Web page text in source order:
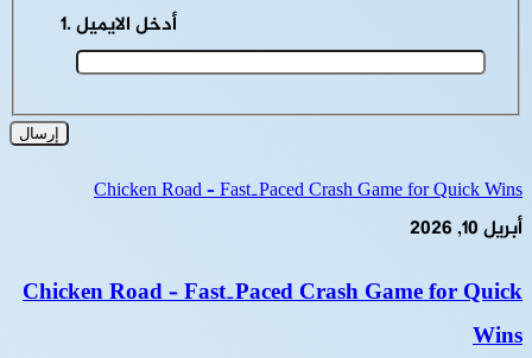
Chicken Road – Fast‑Paced Crash Game for Quick Wins
أبريل 10, 2026
Chicken Road – Fast‑Paced Crash Game for Quick
Wins